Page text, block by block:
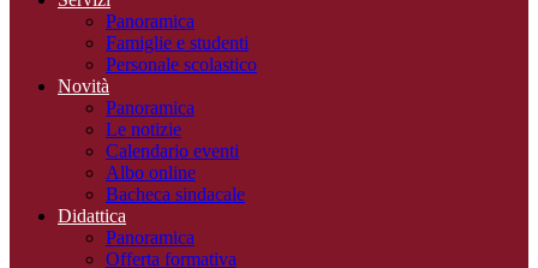
Panoramica
Famiglie e studenti
Personale scolastico
Novità
Panoramica
Le notizie
Calendario eventi
Albo online
Bacheca sindacale
Didattica
Panoramica
Offerta formativa